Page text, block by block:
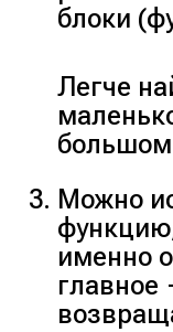
блоки (
Легче
Можно
именно
главное